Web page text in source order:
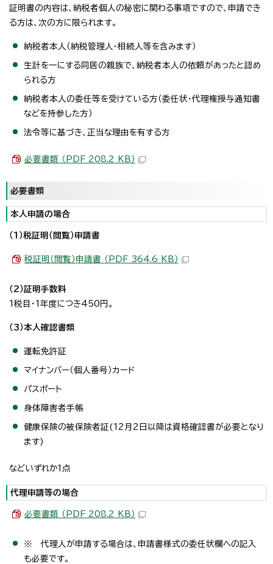
証明書の内容は、納税者個人の秘密に関わる事項ですので、申請でき
る方は、次の方に限られます。
納税者本人（納税管理人・相続人等を含みます）
生計を一にする同居の親族で、納税者本人の依頼があったと認め
られる方
納税者本人の委任等を受けている方（委任状・代理権授与通知書
などを持参した方）
法令等に基づき、正当な理由を有する方
必要書類 （PDF 208.2 KB）
必要書類
本人申請の場合
（1）税証明（閲覧）申請書
税証明（閲覧）申請書 （PDF 364.6 KB）
（2）証明手数料
1税目・1年度につき450円。
（3）本人確認書類
運転免許証
マイナンバー（個人番号）カード
パスポート
身体障害者手帳
健康保険の被保険者証(12月2日以降は資格確認書が必要となり
ます)
などいずれか1点
代理申請等の場合
必要書類 （PDF 208.2 KB）
※ 代理人が申請する場合は、申請書様式の委任状欄への記入
も必要です。